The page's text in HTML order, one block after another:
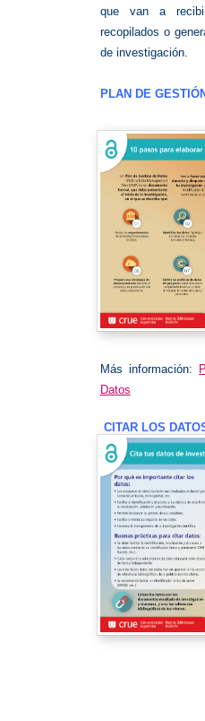
que van a
recopilados o
de investigación.
PLAN DE
Más información:
Datos
CITAR LOS